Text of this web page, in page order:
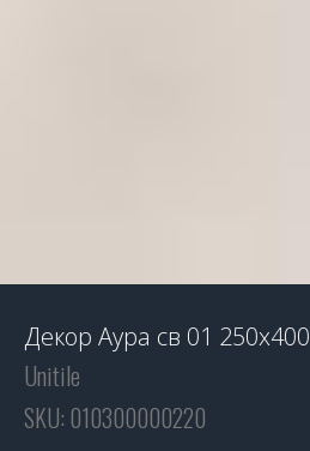
Декор Аура св 01 250х400
Unitile
SKU: 010300000220